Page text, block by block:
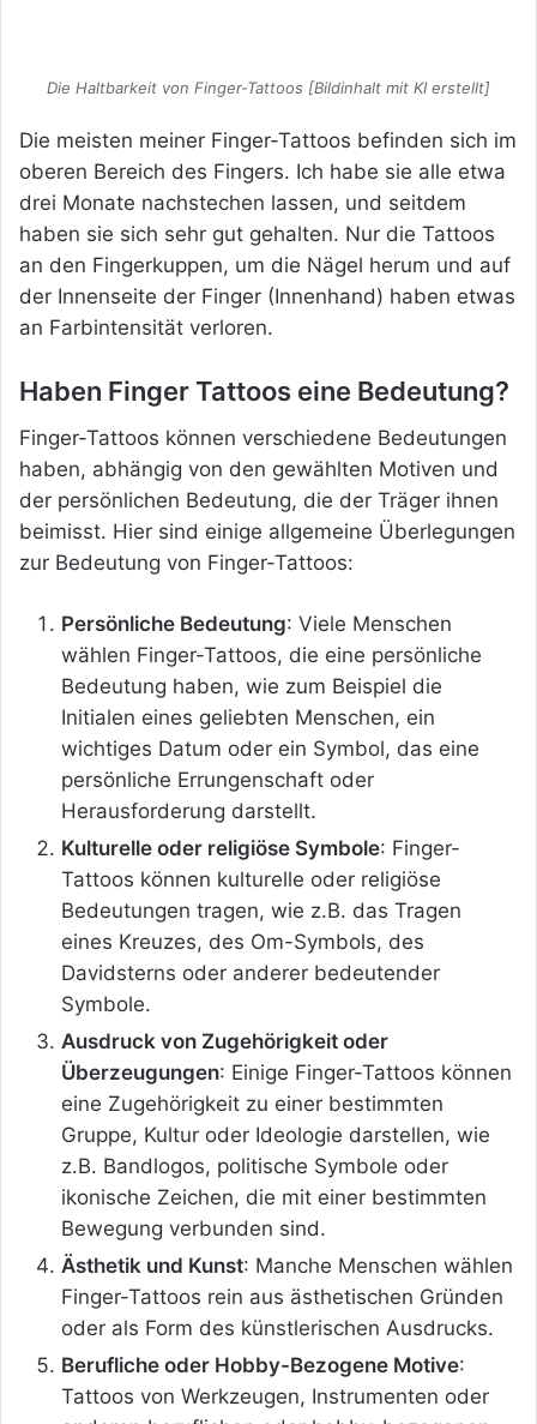
Die Haltbarkeit von Finger-Tattoos [Bildinhalt mit KI erstellt]
Die meisten meiner Finger-Tattoos befinden sich im
oberen Bereich des Fingers. Ich habe sie alle etwa
drei Monate nachstechen lassen, und seitdem
haben sie sich sehr gut gehalten. Nur die Tattoos
an den Fingerkuppen, um die Nägel herum und auf
der Innenseite der Finger (Innenhand) haben etwas
an Farbintensität verloren.
Haben Finger Tattoos eine Bedeutung?
Finger-Tattoos können verschiedene Bedeutungen
haben, abhängig von den gewählten Motiven und
der persönlichen Bedeutung, die der Träger ihnen
beimisst. Hier sind einige allgemeine Überlegungen
zur Bedeutung von Finger-Tattoos:
Persönliche Bedeutung: Viele Menschen
wählen Finger-Tattoos, die eine persönliche
Bedeutung haben, wie zum Beispiel die
Initialen eines geliebten Menschen, ein
wichtiges Datum oder ein Symbol, das eine
persönliche Errungenschaft oder
Herausforderung darstellt.
Kulturelle oder religiöse Symbole: Finger-
Tattoos können kulturelle oder religiöse
Bedeutungen tragen, wie z.B. das Tragen
eines Kreuzes, des Om-Symbols, des
Davidsterns oder anderer bedeutender
Symbole.
Ausdruck von Zugehörigkeit oder
Überzeugungen: Einige Finger-Tattoos können
eine Zugehörigkeit zu einer bestimmten
Gruppe, Kultur oder Ideologie darstellen, wie
z.B. Bandlogos, politische Symbole oder
ikonische Zeichen, die mit einer bestimmten
Bewegung verbunden sind.
Ästhetik und Kunst: Manche Menschen wählen
Finger-Tattoos rein aus ästhetischen Gründen
oder als Form des künstlerischen Ausdrucks.
Berufliche oder Hobby-Bezogene Motive:
Tattoos von Werkzeugen, Instrumenten oder